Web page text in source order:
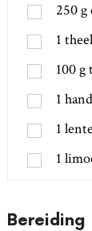
250g
1
100g
1
1
1
Bereiding